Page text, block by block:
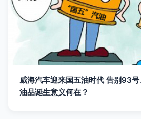
威海汽车迎来国五油时代 告别93
油品诞生意义何在？